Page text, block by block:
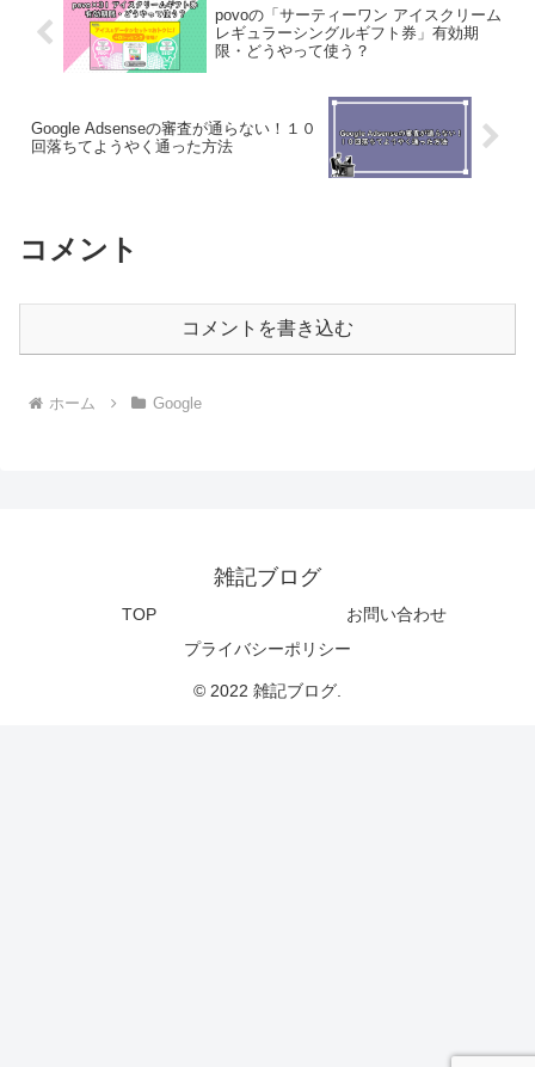
povoの「サーティーワン アイスクリーム
レギュラーシングルギフト券」有効期
限・どうやって使う？
Google Adsenseの審査が通らない！１０
回落ちてようやく通った方法
コメント
コメントを書き込む
ホーム Google
雑記ブログ
TOP
お問い合わせ
プライバシーポリシー
© 2022 雑記ブログ.